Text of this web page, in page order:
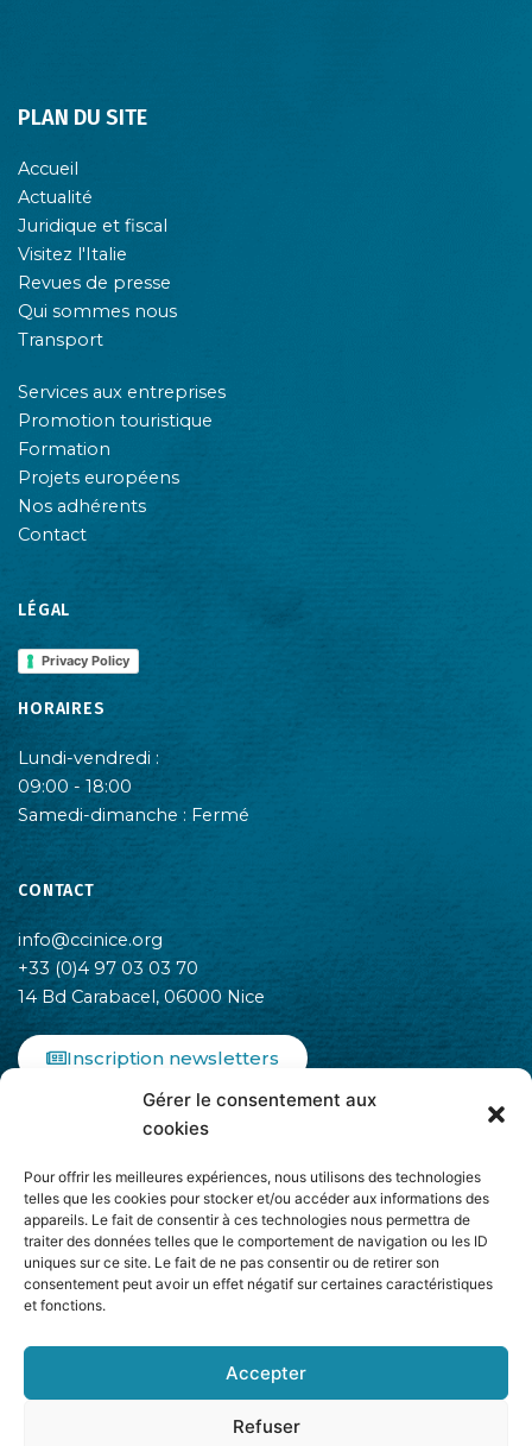
Gérer le consentement aux
cookies
Pour offrir les meilleures expériences, nous utilisons des technologies
telles que les cookies pour stocker et/ou accéder aux informations des
appareils. Le fait de consentir à ces technologies nous permettra de
traiter des données telles que le comportement de navigation ou les ID
uniques sur ce site. Le fait de ne pas consentir ou de retirer son
consentement peut avoir un effet négatif sur certaines caractéristiques
et fonctions.
Accepter
Refuser
PLAN DU SITE
Accueil
Actualité
Juridique et fiscal
Visitez l'Italie
Revues de presse
Qui sommes nous
Transport
Services aux entreprises
Promotion touristique
Formation
Projets européens
Nos adhérents
Contact
LÉGAL
Privacy Policy
HORAIRES
Lundi-vendredi :
09:00 - 18:00
Samedi-dimanche : Fermé
CONTACT
info@ccinice.org
+33 (0)4 97 03 03 70
14 Bd Carabacel, 06000 Nice
Inscription newsletters
e
b
o
o
k
-
t
a
g
r
a
m
L
i
k
e
d
i
n
n